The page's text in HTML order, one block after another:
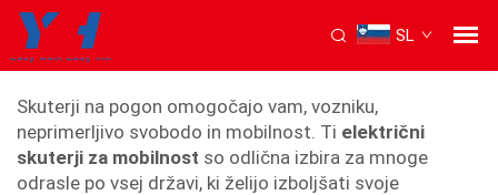
SL
Električni skuterji za odrasle
Skuterji na pogon omogočajo vam, vozniku,
neprimerljivo svobodo in mobilnost. Ti električni
skuterji za mobilnost so odlična izbira za mnoge
odrasle po vsej državi, ki želijo izboljšati svoje